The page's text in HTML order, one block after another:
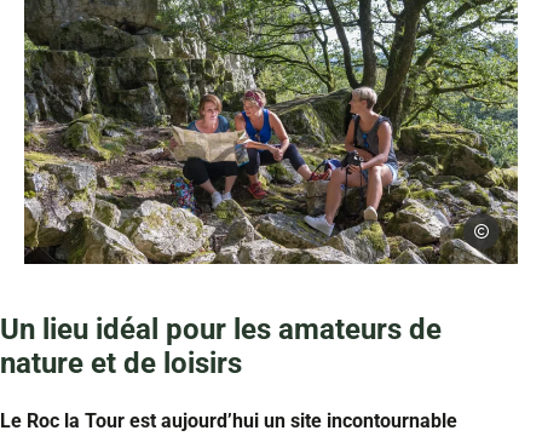
randonnée au Roc la Tour dans les Ardennes, © DAVID TRUILLARD
DAVID
Un lieu idéal pour les amateurs de
nature et de loisirs
Le Roc la Tour est aujourd’hui un site incontournable